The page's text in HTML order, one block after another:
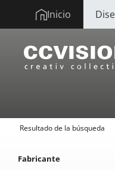
Inicio
Resultado de la búsqueda
Fabricante